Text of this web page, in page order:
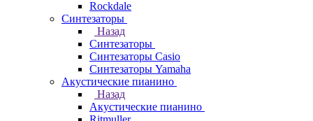
Rockdale
Синтезаторы
Назад
Синтезаторы
Синтезаторы Casio
Синтезаторы Yamaha
Акустические пианино
Назад
Акустические пианино